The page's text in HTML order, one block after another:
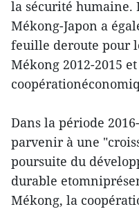
la sécurité humaine.
Mékong-Japon a
feuille deroute pour
Mékong 2012-2015
Dans la période
parvenir à une
poursuite du
durable
Mékong, la